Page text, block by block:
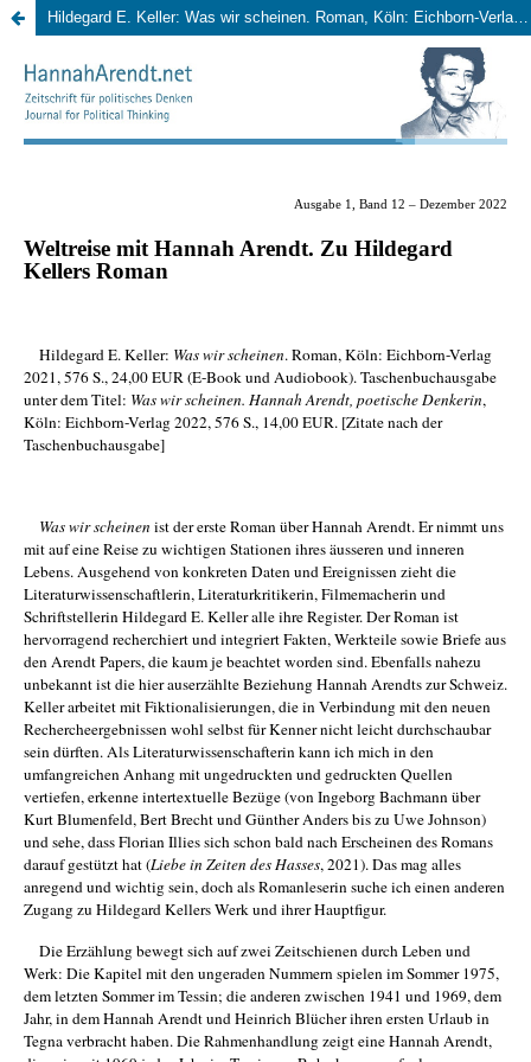
Hildegard E. Keller: Was wir scheinen. Roman, Köln: Eichborn-Verlag 2021, Taschenbuchausgabe unter dem Titel: Was wir scheinen. Hannah Arendt, poetische Denkerin, Köln: Eichborn-Verlag 2022,